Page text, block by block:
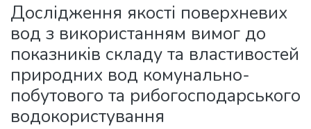
All of DSpace
Statistics
Дослідження якості поверхневих
вод з використанням вимог до
показників складу та властивостей
природних вод комунально-
побутового та рибогосподарського
водокористування